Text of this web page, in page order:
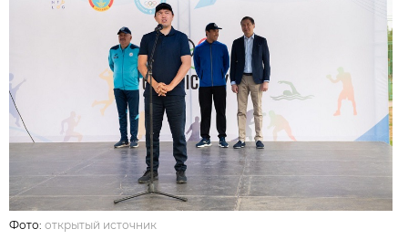
Фото:открытый источник